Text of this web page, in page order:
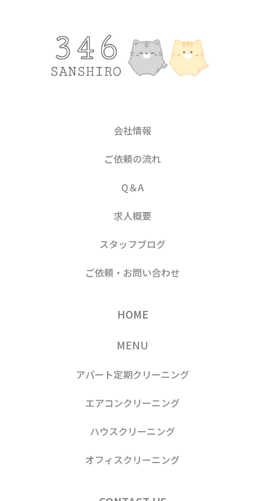
会社情報
ご依頼の流れ
Q＆A
求人概要
スタッフブログ
ご依頼・お問い合わせ
HOME
MENU
アパート定期クリーニング
エアコンクリーニング
ハウスクリーニング
オフィスクリーニング